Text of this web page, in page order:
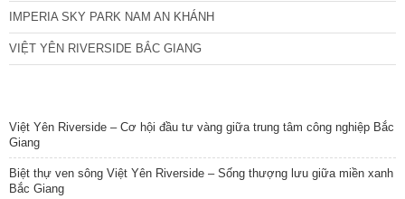
IMPERIA SKY PARK NAM AN KHÁNH
VIỆT YÊN RIVERSIDE BẮC GIANG
Việt Yên Riverside – Cơ hội đầu tư vàng giữa trung tâm công nghiệp Bắc
Giang
Biệt thự ven sông Việt Yên Riverside – Sống thượng lưu giữa miền xanh
Bắc Giang